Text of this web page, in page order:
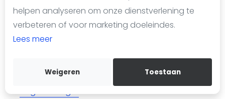
helpen analyseren om onze dienstverlening te
verbeteren of voor marketing doeleindes.
Lees meer
Weigeren Toestaan
Contact
Adverteren
Insights
WhatsApp
Join WhatsApp Community
De Gelenberg 3
6654 AZ
secretaris@degelenberg.nl
degelenberg.nl